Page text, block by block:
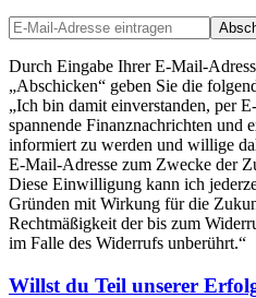
Durch Eingabe Ihrer E-Mail-
„Abschicken“ geben Sie die
„Ich bin damit einverstanden, per
spannende Finanznachrichten und
informiert zu werden und willige
E-Mail-Adresse zum Zwecke der
Diese Einwilligung kann ich
Gründen mit Wirkung für die
Rechtmäßigkeit der bis zum
im Falle des Widerrufs unberührt.“
Willst du Teil unserer